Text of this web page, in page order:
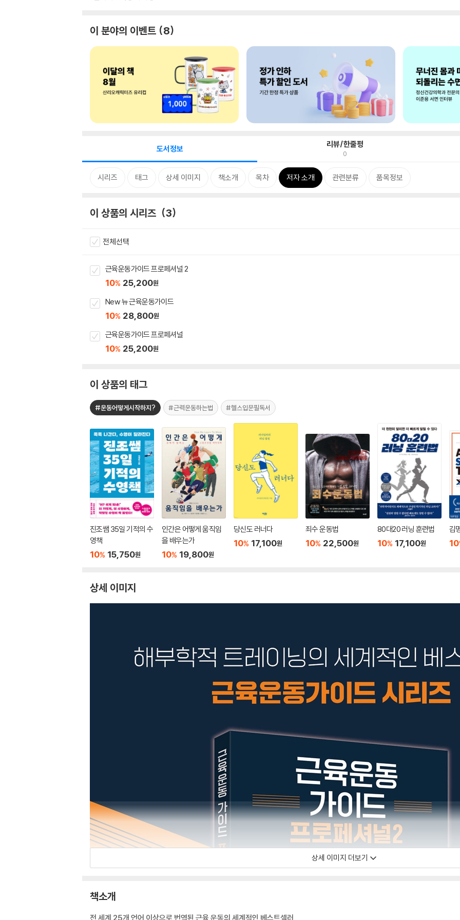
이 분야의 이벤트 8
도서정보 리뷰/한줄평
0
시리즈 태그 상세 이미지 책소개 목차 저자 소개 관련분류 품목정보
이 상품의 시리즈 3
전체선택
근육운동가이드 프로페셔널 2
10% 25,200원
New 뉴 근육운동가이드
10% 28,800원
근육운동가이드 프로페셔널
10% 25,200원
이 상품의 태그
#운동어떻게시작하지? #근력운동하는법 #헬스입문필독서
진조쌤 35일 기적의 수
영책
10% 15,750원
인간은 어떻게 움직임
을 배우는가
10% 19,800원
당신도 러너다
10% 17,100원
죄수 운동법
10% 22,500원
80대20 러닝 훈련법
10% 17,100원
김
10
상세 이미지
상세 이미지 더보기
책소개
전 세계 25개 언어 이상으로 번역된 근육 운동의 세계적인 베스트셀러